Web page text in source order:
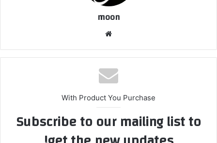
moon
With Product You Purchase
Subscribe to our mailing list to